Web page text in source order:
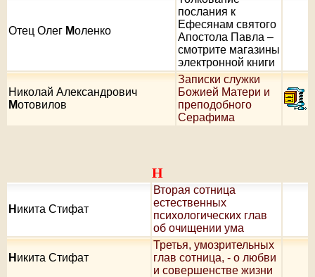
Отец Олег Моленко
послания к
Ефесянам святого
Апостола Павла –
смотрите магазины
электронной книги
Николай Александрович
Мотовилов
Записки служки
Божией Матери и
преподобного
Серафима
Н
Н икита Стифат
Вторая сотница
естественных
психологических глав
об очищении ума
Н икита Стифат
Третья, умозрительных
глав сотница, - о любви
и совершенстве жизни